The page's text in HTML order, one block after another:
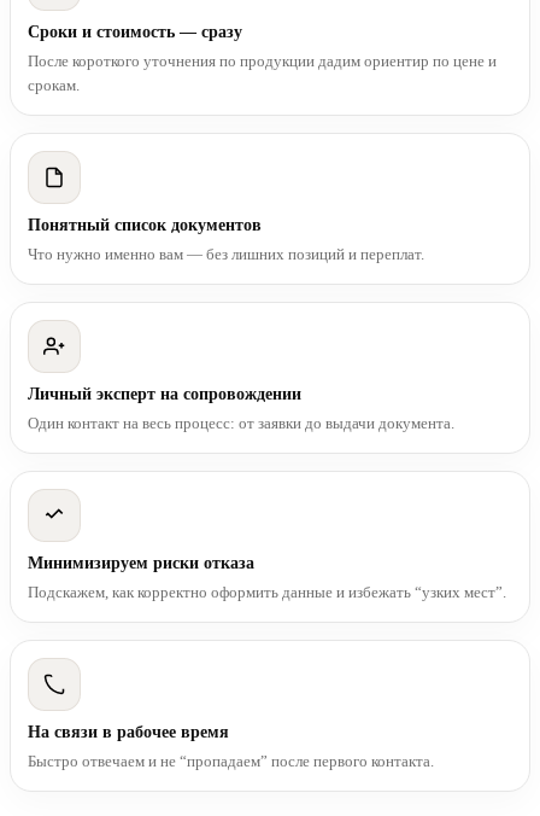
Сроки и стоимость — сразу
После короткого уточнения по продукции дадим ориентир по цене и
срокам.
Понятный список документов
Что нужно именно вам — без лишних позиций и переплат.
Личный эксперт на сопровождении
Один контакт на весь процесс: от заявки до выдачи документа.
Минимизируем риски отказа
Подскажем, как корректно оформить данные и избежать “узких мест”.
На связи в рабочее время
Быстро отвечаем и не “пропадаем” после первого контакта.